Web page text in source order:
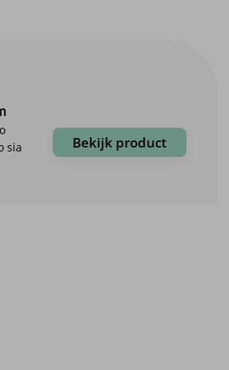
sia
Bekijk product